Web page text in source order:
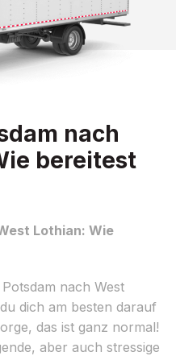
nach
bereitest
Lothian: Wie
nach West
dich am besten darauf
das ist ganz normal!
aber auch stressige